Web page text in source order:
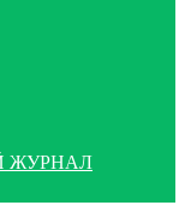
ЖУРНАЛ